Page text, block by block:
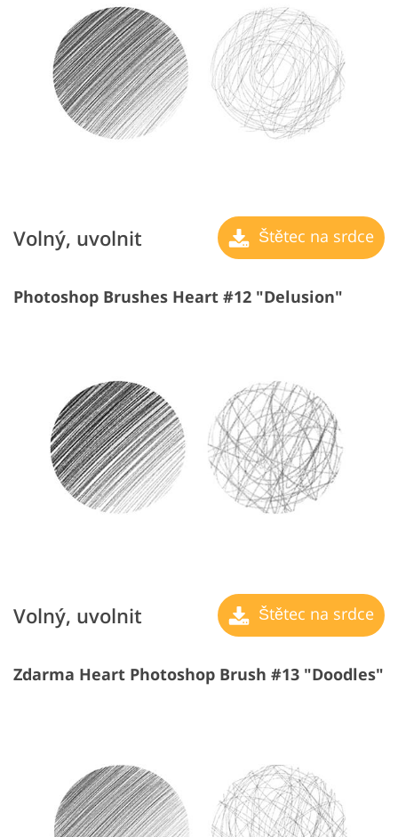
Volný, uvolnit Štětec na srdce
Photoshop Brushes Heart #12 "Delusion"
Volný, uvolnit Štětec na srdce
Zdarma Heart Photoshop Brush #13 "Doodles"